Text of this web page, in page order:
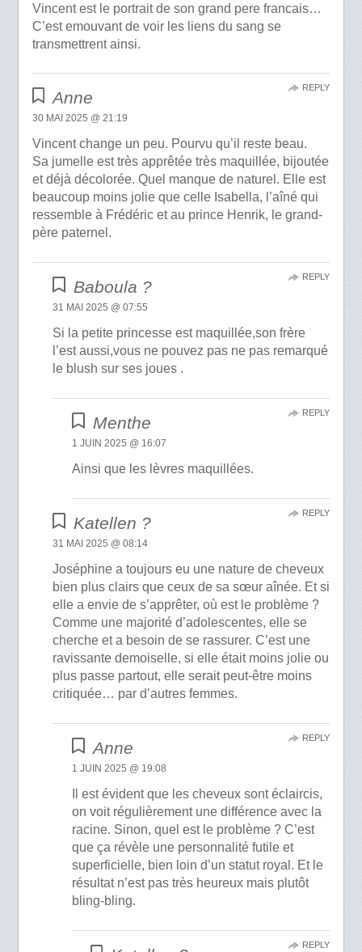
Vincent est le portrait de son grand pere francais…
C’est emouvant de voir les liens du sang se
transmettrent ainsi.
Anne
30 MAI 2025 @ 21:19
Vincent change un peu. Pourvu qu’il reste beau.
Sa jumelle est très apprêtée très maquillée, bijoutée
et déjà décolorée. Quel manque de naturel. Elle est
beaucoup moins jolie que celle Isabella, l’aîné qui
ressemble à Frédéric et au prince Henrik, le grand-
père paternel.
REPLY
Baboula ?
31 MAI 2025 @ 07:55
Si la petite princesse est maquillée,son frère
l’est aussi,vous ne pouvez pas ne pas remarqué
le blush sur ses joues .
REPLY
Menthe
1 JUIN 2025 @ 16:07
Ainsi que les lèvres maquillées.
REPLY
Katellen ?
31 MAI 2025 @ 08:14
Joséphine a toujours eu une nature de cheveux
bien plus clairs que ceux de sa sœur aînée. Et si
elle a envie de s’apprêter, où est le problème ?
Comme une majorité d’adolescentes, elle se
cherche et a besoin de se rassurer. C’est une
ravissante demoiselle, si elle était moins jolie ou
plus passe partout, elle serait peut-être moins
critiquée… par d’autres femmes.
REPLY
Anne
1 JUIN 2025 @ 19:08
Il est évident que les cheveux sont éclaircis,
on voit régulièrement une différence avec la
racine. Sinon, quel est le problème ? C’est
que ça révèle une personnalité futile et
superficielle, bien loin d’un statut royal. Et le
résultat n’est pas très heureux mais plutôt
bling-bling.
REPLY
REPLY